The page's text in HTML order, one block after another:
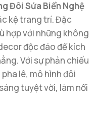
Đôi Sứa Biển Nghệ
kệ trang trí. Đặc
hợp với những không
độc đáo để kích
Với sự phản chiếu
lê, mô hình đôi
tuyệt vời, làm nổi